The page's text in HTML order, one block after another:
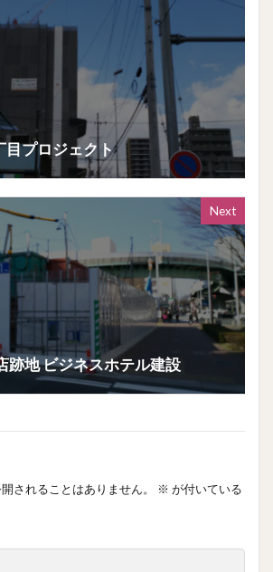
目プロジェクト
Next
跡地 ビジネスホテル建設
されることはありません。 ※ が付いている